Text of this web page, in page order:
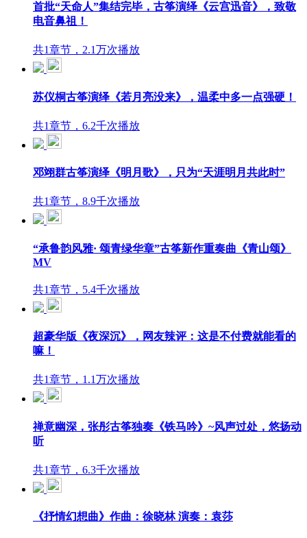
首批“天命人”集结完毕，古筝演绎《云宫迅音》，致敬
电音鼻祖！
共1章节，2.1万次播放
苏仪桐古筝演绎《若月亮没来》，温柔中多一点强硬！
共1章节，6.2千次播放
邓翊群古筝演绎《明月歌》，只为“天涯明月共此时”
共1章节，8.9千次播放
“承鲁韵风雅· 颂青绿华章”古筝新作重奏曲《青山颂》
MV
共1章节，5.4千次播放
超豪华版《夜深沉》，网友辣评：这是不付费就能看的
嘛！
共1章节，1.1万次播放
禅意幽深，张彤古筝独奏《铁马吟》~风声过处，悠扬动
听
共1章节，6.3千次播放
《抒情幻想曲》作曲：徐晓林 演奏：袁莎